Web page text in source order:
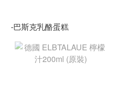
-巴斯克乳酪蛋糕